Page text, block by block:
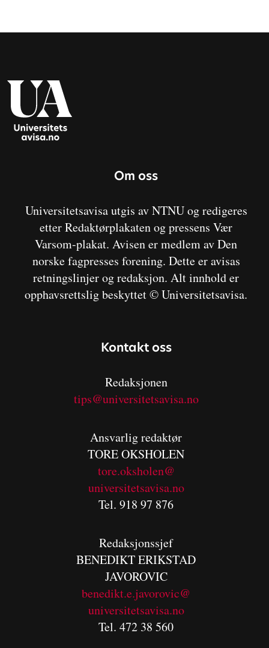
Om oss
Universitetsavisa utgis av NTNU og redigeres
etter Redaktørplakaten og pressens Vær
Varsom-plakat. Avisen er medlem av Den
norske fagpresses forening. Dette er avisas
retningslinjer og redaksjon. Alt innhold er
opphavsrettslig beskyttet © Universitetsavisa.
Kontakt oss
Redaksjonen
tips@universitetsavisa.no
Ansvarlig redaktør
TORE OKSHOLEN
tore.oksholen@
universitetsavisa.no
Tel. 918 97 876
Redaksjonssjef
BENEDIKTERIKSTAD
JAVOROVIC
benedikt.e.javorovic@
universitetsavisa.no
Tel. 472 38 560